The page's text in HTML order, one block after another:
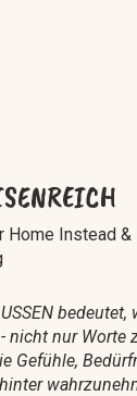
Home Instead &
nicht nur Worte
Gefühle,